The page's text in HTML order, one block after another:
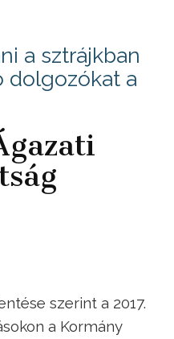
a sztrájkban
dolgozókat a
szerint a 2017.
a Kormány